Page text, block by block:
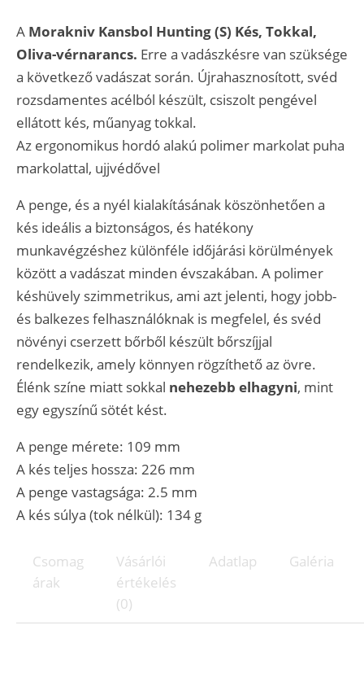
A Morakniv Kansbol Hunting (S) Kés, Tokkal,
Oliva-vérnarancs. Erre a vadászkésre van szüksége
a következő vadászat során. Újrahasznosított, svéd
rozsdamentes acélból készült, csiszolt pengével
ellátott kés, műanyag tokkal.
Az ergonomikus hordó alakú polimer markolat puha
markolattal, ujjvédővel
A penge, és a nyél kialakításának köszönhetően a
kés ideális a biztonságos, és hatékony
munkavégzéshez különféle időjárási körülmények
között a vadászat minden évszakában. A polimer
késhüvely szimmetrikus, ami azt jelenti, hogy jobb-
és balkezes felhasználóknak is megfelel, és svéd
növényi cserzett bőrből készült bőrszíjjal
rendelkezik, amely könnyen rögzíthető az övre.
Élénk színe miatt sokkal nehezebb elhagyni, mint
egy egyszínű sötét kést.
A penge mérete: 109 mm
A kés teljes hossza: 226 mm
A penge vastagsága: 2.5 mm
A kés súlya (tok nélkül): 134 g
Csomag
árak
Vásárlói
értékelés
(0)
Adatlap Galéria